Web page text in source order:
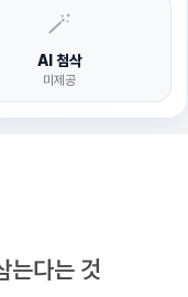
🪄
AI 첨삭
미제공
는다는 것